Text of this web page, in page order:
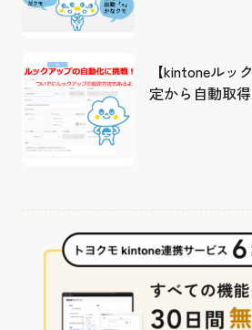
【kintoneルッ
定から自動取